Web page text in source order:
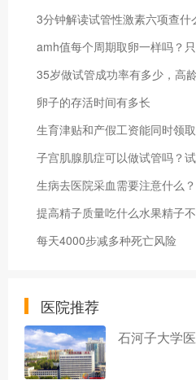
3分钟解读试管性激素六项查
amh值每个周期取卵一样吗？
35岁做试管成功率有多少，高
卵子的存活时间有多长
生育津贴和产假工资能同时领
子宫肌腺肌症可以做试管吗？
生病去医院采血需要注意什么
提高精子质量吃什么水果精子
每天4000步减多种死亡风险
医院推荐
石河子大学